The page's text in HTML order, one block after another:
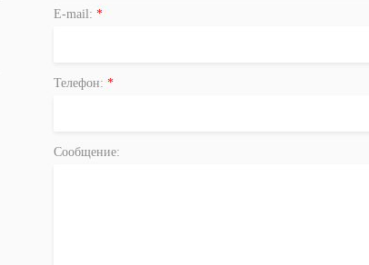
E-mail: *
Телефон: *
Сообщение: